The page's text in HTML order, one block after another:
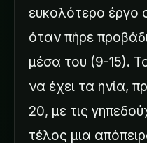
ευκολότερο έργο
όταν πήρε
μέσα του (9-15).
να έχει τα ηνία,
20, με τις
τέλος μια